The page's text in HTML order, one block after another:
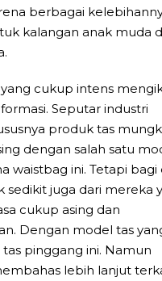
berbagai
kalangan anak muda
cukup intens
Seputar industri
produk tas
dengan salah satu
waistbag ini. Tetapi bagi
sedikit juga dari mereka
cukup asing dan
Dengan model tas
pinggang ini. Namun
lebih lanjut